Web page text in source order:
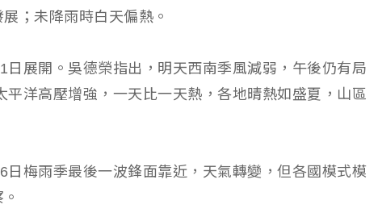
；未降雨時白天偏熱。
日展開。吳德榮指出，明天西南季風減弱，午後仍有局
平洋高壓增強，一天比一天熱，各地晴熱如盛夏，山區
日梅雨季最後一波鋒面靠近，天氣轉變，但各國模式模